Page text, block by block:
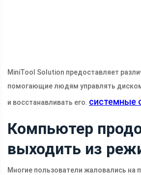
MiniTool Solution предоставляет
помогающие людям управлять
и восстанавливать его. системные
Компьютер
выходить из
Многие пользователи жаловались на